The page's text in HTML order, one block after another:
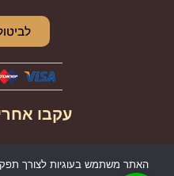
עקבו
F
האתר משתמש בעוגיות לצורך